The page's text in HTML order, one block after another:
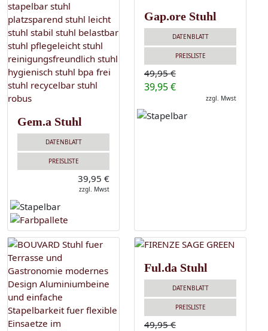
Gem.a Stuhl
DATENBLATT
PREISLISTE
39,95 €
zzgl. Mwst
Gap.ore Stuhl
DATENBLATT
PREISLISTE
49,95 €
39,95 €
zzgl. Mwst
Ful.da Stuhl
DATENBLATT
PREISLISTE
49,95 €